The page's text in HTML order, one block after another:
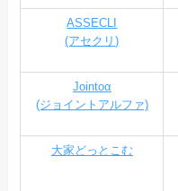
ASSECLI
(アセクリ)
Jointoα
(ジョイントアルファ)
大家どっとこむ